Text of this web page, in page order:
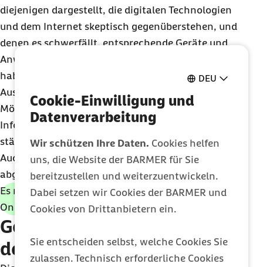
DEU
Cookie-Einwilligung und
Datenverarbeitung
Wir schützen Ihre Daten. Cookies helfen
uns, die Website der BARMER für Sie
bereitzustellen und weiterzuentwickeln.
Dabei setzen wir Cookies der BARMER und
Cookies von Drittanbietern ein.
Sie entscheiden selbst, welche Cookies Sie
zulassen. Technisch erforderliche Cookies
diejenigen dargestellt, die digitalen Technologien
und dem Internet skeptisch gegenüberstehen, und
denen es schwerfällt, entsprechende Geräte und
Anwendungen zu nutzen. Viele ältere Menschen
haben gerade in der Zeit der Kontakt- und
Ausgangsbeschränkungen erkannt, welche
Möglichkeiten digitale Kommunikations- und
Informationstechnologien ihnen bieten und diese
stärker als bisher für sich genutzt. Wichtig ist:
Auch wer seine Stimme weiterhin per Briefwahl
abgeben möchte, kann dies tun.
Es nehmen 5 Krankenkassen an dem Modellprojekt
Online-Sozialwahl 2023 teil.
Gemeinsame Organisation
der Krankenkassen